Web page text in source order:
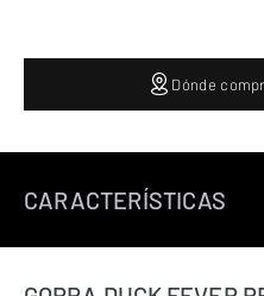
Dónde
CARACTERÍSTICAS